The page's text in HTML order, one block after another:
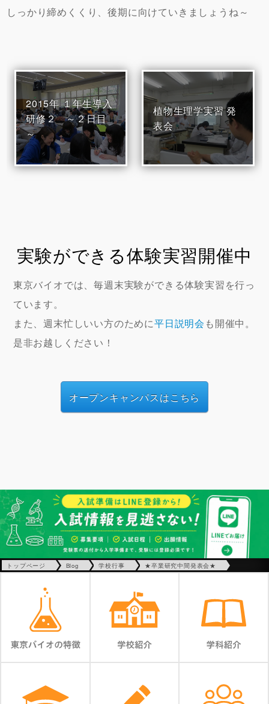
しっかり締めくくり、後期に向けていきましょうね～
2015年 １年生導入
研修２ ～２日目
～
植物生理学実習 発
表会
実験ができる体験実習開催中
東京バイオでは、毎週末実験ができる体験実習を行っ
ています。
また、週末忙しいい方のために平日説明会 も開催中。
是非お越しください！
オープンキャンパスはこちら
トップページ Blog 学校行事 ★卒業研究中間発表会★